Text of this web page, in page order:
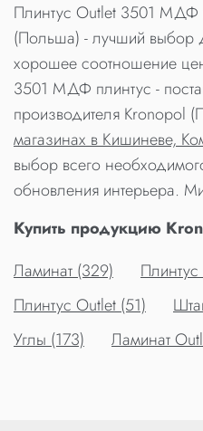
Плинтус Outlet 3501 МДФ
(Польша) - лучший выбор
хорошее соотношение
3501 МДФ плинтус -
производителя Kronopol
магазинах в Кишиневе,
выбор всего
обновления интерьера.
Купить продукцию
Ламинат (329)
Плинтус Outlet (51)
Углы (173)
Ламинат